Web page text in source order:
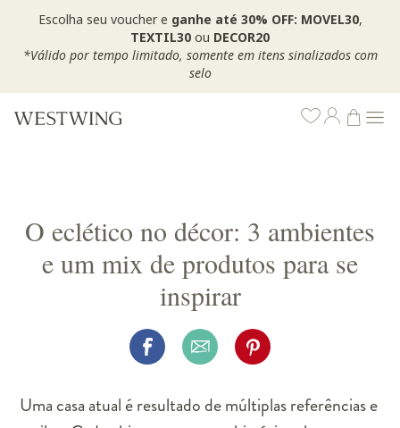
Escolha seu voucher e ganhe até 30% OFF: MOVEL30,
TEXTIL30 ou DECOR20
*Válido por tempo limitado, somente em itens sinalizados com
selo
O eclético no décor: 3 ambientes
e um mix de produtos para se
inspirar
Uma casa atual é resultado de múltiplas referências e